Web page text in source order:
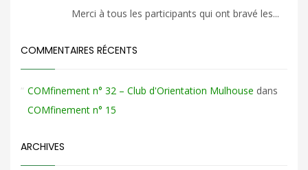
Merci à tous les participants qui ont bravé les...
COMMENTAIRES RÉCENTS
COMfinement n° 32 – Club d'Orientation Mulhouse dans
COMfinement n° 15
ARCHIVES